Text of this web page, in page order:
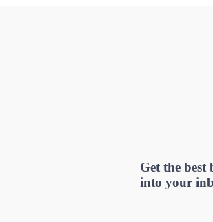
Get the best
into your